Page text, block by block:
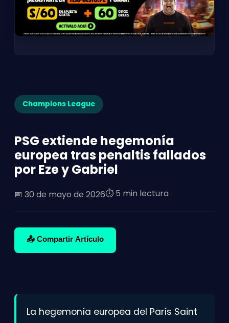
Champions League
PSG extiende hegemonía
europea tras penaltis fallados
por Eze y Gabriel
📅 30 de mayo de 2026⏱️ 5 min lectura
📤 Compartir Artículo
La hegemonía europea del París Saint